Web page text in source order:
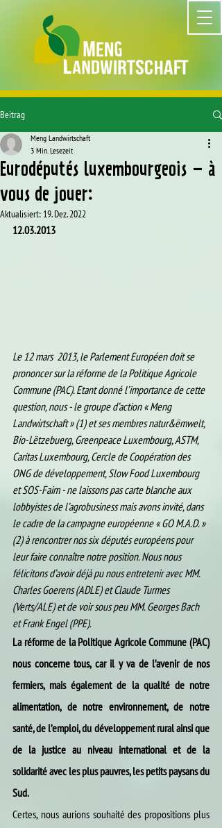
Beitrag
Eurodéputés luxembourgeois – à
vous de jouer:
Meng Landwirtschaft
3 Min. Lesezeit
Aktualisiert: 19. Dez. 2022
12.03.2013
Le 12 mars  2013, le Parlement Européen doit se
prononcer sur la réforme de la Politique Agricole
Commune (PAC). Etant donné l’importance de cette
question, nous - le groupe d’action « Meng
Landwirtschaft » (1) et ses membres natur&ëmwelt,
Bio-Lëtzebuerg, Greenpeace Luxembourg, ASTM,
Caritas Luxembourg, Cercle de Coopération des
ONG de développement, Slow Food Luxembourg
et SOS-Faim - ne laissons pas carte blanche aux
lobbyistes de l’agrobusiness mais avons invité, dans
le cadre de la campagne européenne « GO M.A.D. »
(2) à rencontrer nos six députés européens pour
leur faire connaître notre position. Nous nous
félicitons d’avoir déjà pu nous entretenir avec MM.
Charles Goerens (ADLE) et Claude Turmes
(Verts/ALE) et de voir sous peu MM. Georges Bach
et Frank Engel (PPE).
La réforme de la Politique Agricole Commune (PAC)
nous concerne tous, car il y va de l’avenir de nos
fermiers, mais également de la qualité de notre
alimentation, de notre environnement, de notre
santé, de l’emploi, du développement rural ainsi que
de la justice au niveau international et de la
solidarité avec les plus pauvres, les petits paysans du
Sud.
Certes, nous aurions souhaité des propositions plus